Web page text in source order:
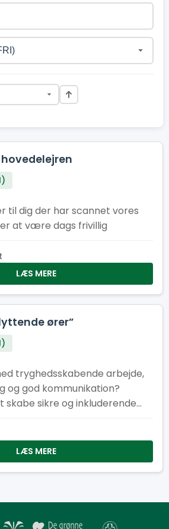
til dig der har scannet vores
at være dags frivillig
LÆS MERE
ører”
tryghedsskabende arbejde,
og god kommunikation?
sikre og inkluderende
team vi kalder “De
lignende fra andre store
verdensjamboreen.
LÆS MERE